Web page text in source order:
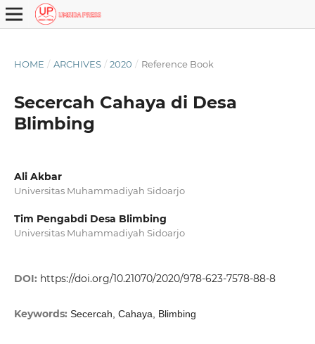
HOME / ARCHIVES / 2020 / Reference Book
Secercah Cahaya di Desa
Blimbing
Ali Akbar
Universitas Muhammadiyah Sidoarjo
Tim Pengabdi Desa Blimbing
Universitas Muhammadiyah Sidoarjo
DOI: https://doi.org/10.21070/2020/978-623-7578-88-8
Keywords: Secercah, Cahaya, Blimbing